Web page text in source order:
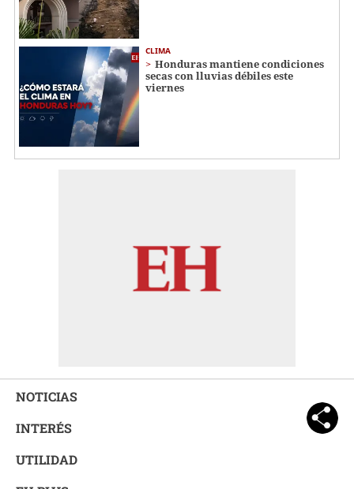
CLIMA
Honduras mantiene condiciones
secas con lluvias débiles este
viernes
NOTICIAS
INTERÉS
UTILIDAD